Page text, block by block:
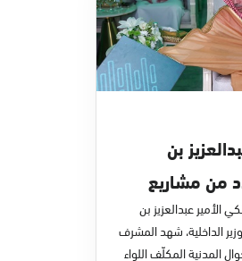
بن
من مشاريع
الإلكترونية
الأمير عبدالعزيز بن
الداخلية، شهد المشرف
المدنية المكلّف اللواء